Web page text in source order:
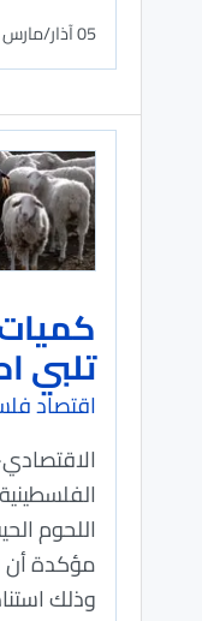
05 آذار/مارس 2025
تلبي
اقتصاد
اللحوم
مؤكدة أن
وذلك